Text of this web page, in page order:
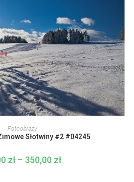
OPCJE
produkt
ma
wiele
można
Fotoobrazy
Słotwiny #2 #04245
zł – 350,00 złZakres
cen: